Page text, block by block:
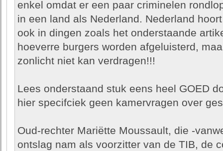
enkel omdat er een paar criminelen
in een land als Nederland. Nederland
ook in dingen zoals het onderstaande
hoeverre burgers worden afgeluisterd,
zonlicht niet kan verdragen!!!
Lees onderstaand stuk eens heel GOED
hier specifciek geen kamervragen over
Oud-rechter Mariëtte Moussault, die -
ontslag nam als voorzitter van de TIB, de